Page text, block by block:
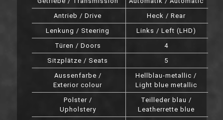
Antrieb / Drive
Heck / Rear
Lenkung / Steering
Links / Left (LHD)
Türen / Doors
4
Sitzplätze / Seats
5
Aussenfarbe /
Exterior colour
Hellblau-metallic /
Light blue metallic
Polster /
Upholstery
Teilleder blau /
Leatherrette blue